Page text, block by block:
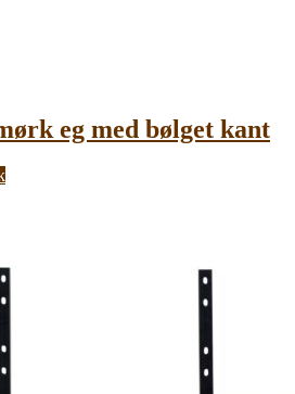
eg med bølget kant